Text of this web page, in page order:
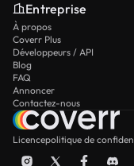
Entreprise
À propos
Coverr Plus
Développeurs / API
Blog
FAQ
Annoncer
Contactez-nous
Licencepolitique de